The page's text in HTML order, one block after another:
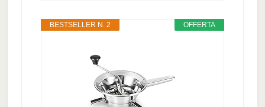
OFFERTA
BESTSELLER N. 2